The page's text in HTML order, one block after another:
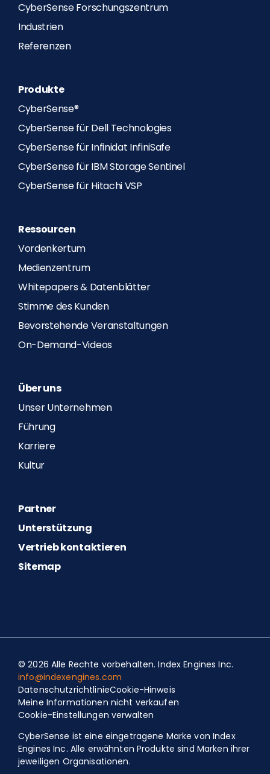
CyberSense Forschungszentrum
Industrien
Referenzen
Produkte
CyberSense®
CyberSense für Dell Technologies
CyberSense für Infinidat InfiniSafe
CyberSense für IBM Storage Sentinel
CyberSense für Hitachi VSP
Ressourcen
Vordenkertum
Medienzentrum
Whitepapers & Datenblätter
Stimme des Kunden
Bevorstehende Veranstaltungen
On-Demand-Videos
Über uns
Unser Unternehmen
Führung
Karriere
Kultur
Partner
Unterstützung
Vertrieb kontaktieren
Sitemap
© 2026 Alle Rechte vorbehalten. Index Engines Inc.
info@indexengines.com
DatenschutzrichtlinieCookie-Hinweis
Meine Informationen nicht verkaufen
Cookie-Einstellungen verwalten
CyberSense ist eine eingetragene Marke von Index
Engines Inc. Alle erwähnten Produkte sind Marken ihrer
jeweiligen Organisationen.